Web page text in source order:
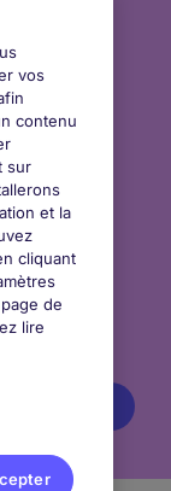
et
offres
vos
contenu
sur
et la
cliquant
de
lire